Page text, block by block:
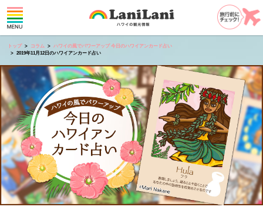
トップ コラム
ハワイの風でパワーアップ 今日のハワイアンカード占い
2019年11月12日のハワイアンカード占い